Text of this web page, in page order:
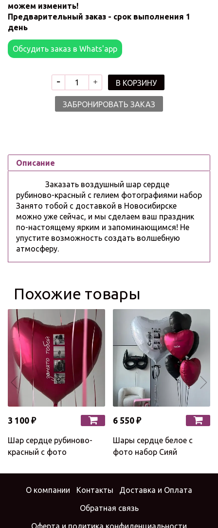
можем изменить!
Предварительный заказ - срок выполнения 1
день
Обсудить заказ в Whats'app
В КОРЗИНУ
ЗАБРОНИРОВАТЬ ЗАКАЗ
Описание
Заказать воздушный шар сердце
рубиново-красный с гелием фотографиями набор
Занято тобой с доставкой в Новосибирске
можно уже сейчас, и мы сделаем ваш праздник
по-настоящему ярким и запоминающимся! Не
упустите возможность создать волшебную
атмосферу.
Похожие товары
3 100 ₽
Шар сердце рубиново-
красный с фото
6 550 ₽
Шары сердце белое с
фото набор Сияй
О компании Контакты Доставка и Оплата
Обратная связь
Оферта и политика конфиденциальности